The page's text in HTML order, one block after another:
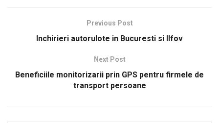
Previous Post
Inchirieri autorulote in Bucuresti si Ilfov
Next Post
Beneficiile monitorizarii prin GPS pentru firmele de
transport persoane